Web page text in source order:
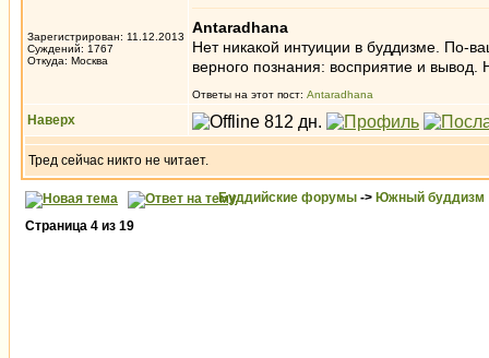
Зарегистрирован: 11.12.2013
Суждений: 1767
Откуда: Москва
Antaradhana
Нет никакой интуиции в буддизме. По-
верного познания: восприятие и вывод.
Ответы на этот пост: Antaradhana
Наверх
Тред сейчас никто не читает.
Буддийские форумы -> Южный буддизм
Страница 4 из 19